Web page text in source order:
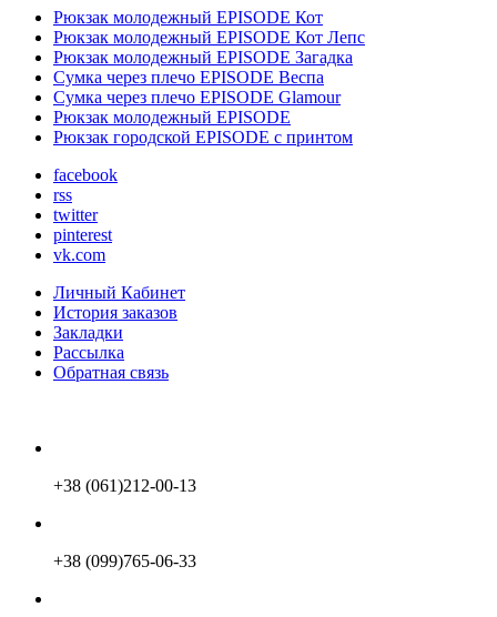
Рюкзак молодежный EPISODE Кот
Рюкзак молодежный EPISODE Кот Лепс
Рюкзак молодежный EPISODE Загадка
Сумка через плечо EPISODE Веспа
Сумка через плечо EPISODE Glamour
Рюкзак молодежный EPISODE
Рюкзак городской EPISODE с принтом
facebook
rss
twitter
pinterest
vk.com
Личный Кабинет
История заказов
Закладки
Рассылка
Обратная связь
+38 (061)212-00-13
+38 (099)765-06-33